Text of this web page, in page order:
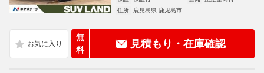
住所
鹿児島県 鹿児島市
無
料
見積もり・在庫確認